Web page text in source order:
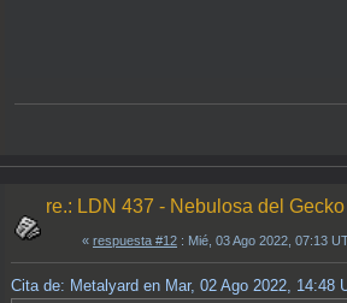
re.: LDN 437 - Nebulosa del Gecko
« respuesta #12 : Mié, 03 Ago 2022, 07:13
Cita de: Metalyard en Mar, 02 Ago 2022, 14:48